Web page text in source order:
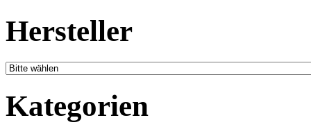
Hersteller
Kategorien